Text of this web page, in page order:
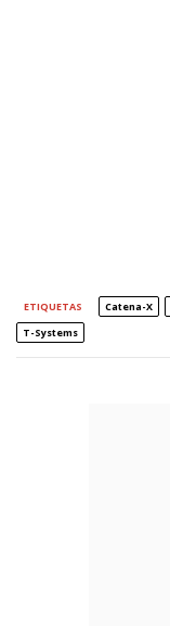
ETIQUETAS Catena-X
T-Systems